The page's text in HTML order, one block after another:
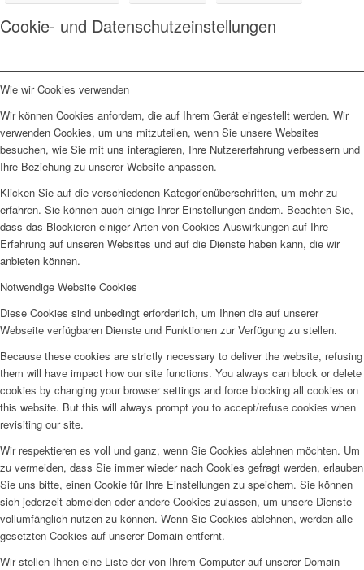
Cookie- und Datenschutzeinstellungen
Wie wir Cookies verwenden
Wir können Cookies anfordern, die auf Ihrem Gerät eingestellt werden. Wir
verwenden Cookies, um uns mitzuteilen, wenn Sie unsere Websites
besuchen, wie Sie mit uns interagieren, Ihre Nutzererfahrung verbessern und
Ihre Beziehung zu unserer Website anpassen.
Klicken Sie auf die verschiedenen Kategorienüberschriften, um mehr zu
erfahren. Sie können auch einige Ihrer Einstellungen ändern. Beachten Sie,
dass das Blockieren einiger Arten von Cookies Auswirkungen auf Ihre
Erfahrung auf unseren Websites und auf die Dienste haben kann, die wir
anbieten können.
Notwendige Website Cookies
Diese Cookies sind unbedingt erforderlich, um Ihnen die auf unserer
Webseite verfügbaren Dienste und Funktionen zur Verfügung zu stellen.
Because these cookies are strictly necessary to deliver the website, refusing
them will have impact how our site functions. You always can block or delete
cookies by changing your browser settings and force blocking all cookies on
this website. But this will always prompt you to accept/refuse cookies when
revisiting our site.
Wir respektieren es voll und ganz, wenn Sie Cookies ablehnen möchten. Um
zu vermeiden, dass Sie immer wieder nach Cookies gefragt werden, erlauben
Sie uns bitte, einen Cookie für Ihre Einstellungen zu speichern. Sie können
sich jederzeit abmelden oder andere Cookies zulassen, um unsere Dienste
vollumfänglich nutzen zu können. Wenn Sie Cookies ablehnen, werden alle
gesetzten Cookies auf unserer Domain entfernt.
Wir stellen Ihnen eine Liste der von Ihrem Computer auf unserer Domain